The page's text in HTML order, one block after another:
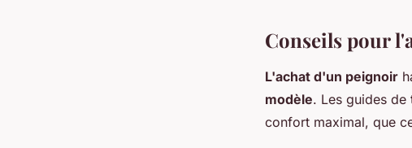
Conseils pour
L'achat d'un peignoir
modèle. Les guides de
confort maximal, que